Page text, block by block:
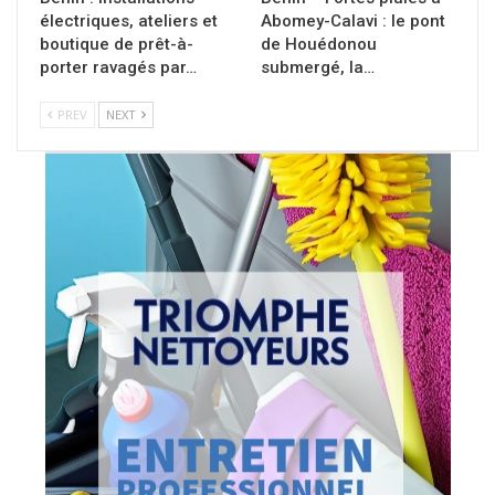
électriques, ateliers et
boutique de prêt-à-
porter ravagés par…
Abomey-Calavi : le pont
de Houédonou
submergé, la…
PREV NEXT